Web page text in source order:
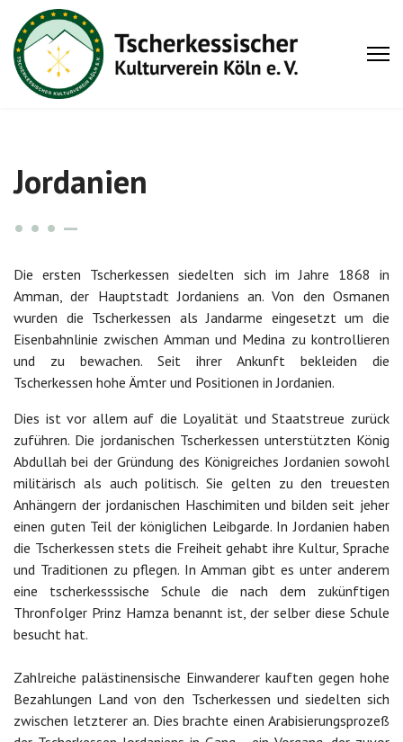
Jordanien
Die ersten Tscherkessen siedelten sich im Jahre 1868 in
Amman, der Hauptstadt Jordaniens an. Von den Osmanen
wurden die Tscherkessen als Jandarme eingesetzt um die
Eisenbahnlinie zwischen Amman und Medina zu kontrollieren
und zu bewachen. Seit ihrer Ankunft bekleiden die
Tscherkessen hohe Ämter und Positionen in Jordanien.
Dies ist vor allem auf die Loyalität und Staatstreue zurück
zuführen. Die jordanischen Tscherkessen unterstützten König
Abdullah bei der Gründung des Königreiches Jordanien sowohl
militärisch als auch politisch. Sie gelten zu den treuesten
Anhängern der jordanischen Haschimiten und bilden seit jeher
einen guten Teil der königlichen Leibgarde. In Jordanien haben
die Tscherkessen stets die Freiheit gehabt ihre Kultur, Sprache
und Traditionen zu pflegen. In Amman gibt es unter anderem
eine tscherkesssische Schule die nach dem zukünftigen
Thronfolger Prinz Hamza benannt ist, der selber diese Schule
besucht hat.
Zahlreiche palästinensische Einwanderer kauften gegen hohe
Bezahlungen Land von den Tscherkessen und siedelten sich
zwischen letzterer an. Dies brachte einen Arabisierungsprozeß